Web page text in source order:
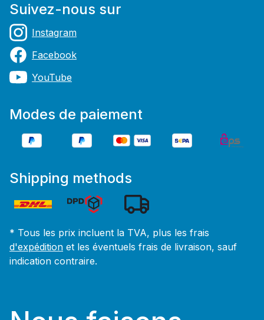
Suivez-nous sur
Instagram
Facebook
YouTube
Modes de paiement
Shipping methods
* Tous les prix incluent la TVA, plus les frais
d'expédition et les éventuels frais de livraison, sauf
indication contraire.